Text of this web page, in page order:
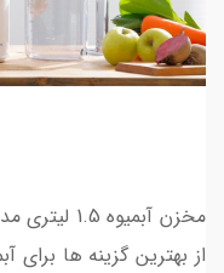
از بهترین گزینه ها